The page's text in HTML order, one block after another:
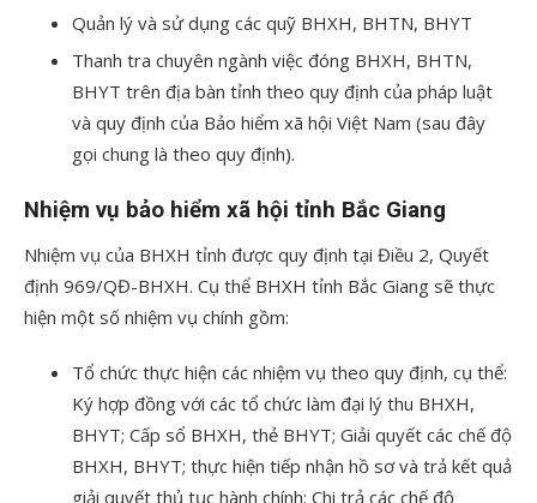
Quản lý và sử dụng các quỹ BHXH, BHTN, BHYT
Thanh tra chuyên ngành việc đóng BHXH, BHTN,
BHYT trên địa bàn tỉnh theo quy định của pháp luật
và quy định của Bảo hiểm xã hội Việt Nam (sau đây
gọi chung là theo quy định).
Nhiệm vụ bảo hiểm xã hội tỉnh Bắc Giang
Nhiệm vụ của BHXH tỉnh được quy định tại Điều 2, Quyết
định 969/QĐ-BHXH. Cụ thể BHXH tỉnh Bắc Giang sẽ thực
hiện một số nhiệm vụ chính gồm:
Tổ chức thực hiện các nhiệm vụ theo quy định, cụ thể:
Ký hợp đồng với các tổ chức làm đại lý thu BHXH,
BHYT; Cấp sổ BHXH, thẻ BHYT; Giải quyết các chế độ
BHXH, BHYT; thực hiện tiếp nhận hồ sơ và trả kết quả
giải quyết thủ tục hành chính; Chi trả các chế độ